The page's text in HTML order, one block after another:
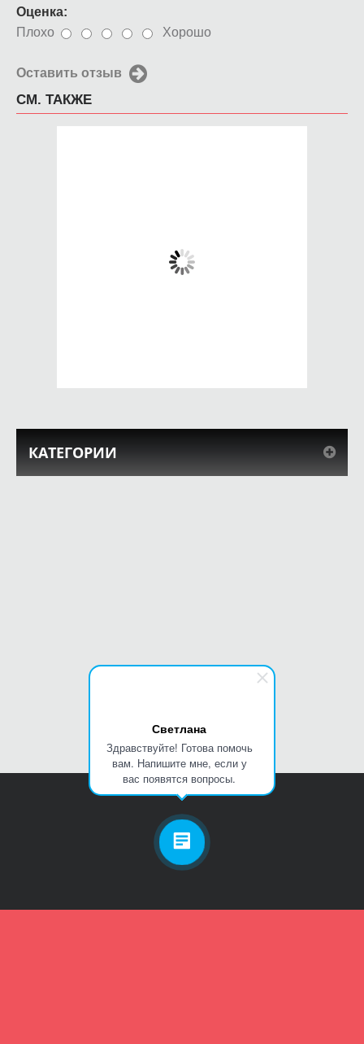
Светлана
Здравствуйте! Готова помочь
вам. Напишите мне, если у
вас появятся вопросы.
Оценка:
Плохо
Хорошо
Оставить отзыв
СМ. ТАКЖЕ
КАТЕГОРИИ